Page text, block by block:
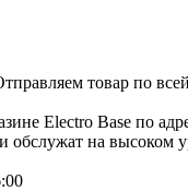
товар по
Electro Base по
обслужат на высоком